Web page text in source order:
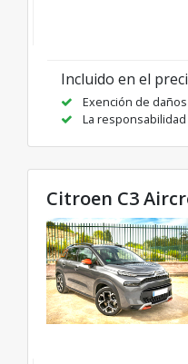
Incluido en el
Exención de
La
Citroen C3